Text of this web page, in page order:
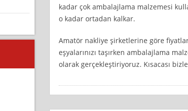
kadar çok ambalajlama malzemesi
o kadar ortadan kalkar.
Amatör nakliye şirketlerine göre
eşyalarınızı taşırken ambalajlama
olarak gerçekleştiriyoruz. Kısacası